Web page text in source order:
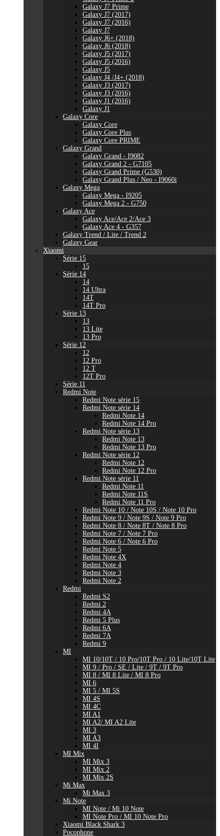
Galaxy J7 Prime
Galaxy J7 (2017)
Galaxy J7 (2016)
Galaxy J7
Galaxy J6+ (2018)
Galaxy J6 (2018)
Galaxy J5 (2017)
Galaxy J5 (2016)
Galaxy J5
Galaxy J4 /J4+ (2018)
Galaxy J3 (2017)
Galaxy J3 (2016)
Galaxy J1 (2016)
Galaxy J1
Galaxy Core
Galaxy Core
Galaxy Core Plus
Galaxy Core PRIME
Galaxy Grand
Galaxy Grand - I9082
Galaxy Grand 2 - G7105
Galaxy Grand Prime (G530)
Galaxy Grand Plus / Neo - I9060i
Galaxy Mega
Galaxy Mega - I9205
Galaxy Mega 2 - G750
Galaxy Ace
Galaxy Ace/Ace 2/Ace 3
Galaxy Ace 4 - G357
Galaxy Trend / Lite / Trend 2
Galaxy Gear
Xiaomi
Série 15
15
Série 14
14
14 Ultra
14T
14T Pro
Série 13
13
13 Lite
13 Pro
Série 12
12
12 Pro
12 T
12T Pro
Série 11
Redmi Note
Redmi Note série 15
Redmi Note série 14
Redmi Note 14
Redmi Note 14 Pro
Redmi Note série 13
Redmi Note 13
Redmi Note 13 Pro
Redmi Note série 12
Redmi Note 12
Redmi Note 12 Pro
Redmi Note série 11
Redmi Note 11
Redmi Note 11S
Redmi Note 11 Pro
Redmi Note 10 / Note 10S / Note 10 Pro
Redmi Note 9 / Note 9S / Note 9 Pro
Redmi Note 8 / Note 8T / Note 8 Pro
Redmi Note 7 / Note 7 Pro
Redmi Note 6 / Note 6 Pro
Redmi Note 5
Redmi Note 4X
Redmi Note 4
Redmi Note 3
Redmi Note 2
Redmi
Redmi S2
Redmi 2
Redmi 4A
Redmi 5 Plus
Redmi 6A
Redmi 7A
Redmi 9
MI
MI 10/10T / 10 Pro/10T Pro / 10 Lite/10T Lite
MI 9 / Pro / SE / Lite / 9T / 9T Pro
MI 8 / MI 8 Lite / MI 8 Pro
MI 6
MI 5 / MI 5S
MI 4S
MI 4C
MI A1
MI A2/ MI A2 Lite
MI 3
MI A3
MI 4I
MI Mix
MI Mix 3
MI Mix 2
MI Mix 2S
Mi Max
Mi Max 3
Mi Note
MI Note / Mi 10 Note
MI Note Pro / MI 10 Note Pro
Xiaomi Black Shark 3
Pocophone